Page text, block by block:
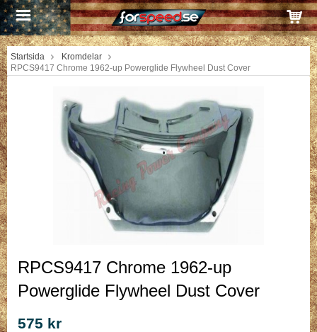
Startsida
Kromdelar
RPCS9417 Chrome 1962-up Powerglide Flywheel Dust Cover
RPCS9417 Chrome 1962-up
Powerglide Flywheel Dust Cover
575 kr